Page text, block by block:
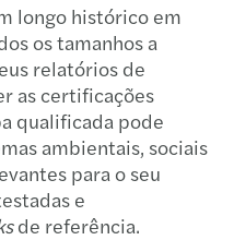
longo histórico em
os tamanhos a
relatórios de
as certificações
qualificada pode
ambientais, sociais
para o seu
e
de referência.